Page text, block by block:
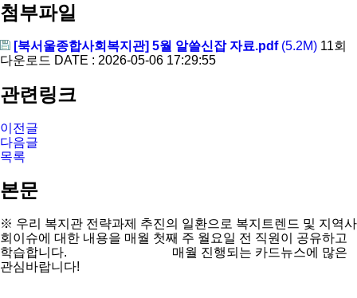
첨부파일
[북서울종합사회복지관] 5월 알쓸신잡 자료.pdf(5.2M) 11회
다운로드 DATE : 2026-05-06 17:29:55
관련링크
이전글
다음글
목록
본문
※ 우리 복지관 전략과제 추진의 일환으로 복지트렌드 및 지역사
회이슈에 대한 내용을 매월 첫째 주 월요일 전 직원이 공유하고
학습합니다. 매월 진행되는 카드뉴스에 많은
관심바랍니다!